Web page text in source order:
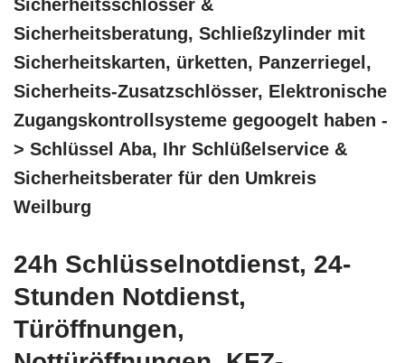
Sicherheitsschlösser &
Sicherheitsberatung, Schließzylinder mit
Sicherheitskarten, ürketten, Panzerriegel,
Sicherheits-Zusatzschlösser, Elektronische
Zugangskontrollsysteme gegoogelt haben -
> Schlüssel Aba, Ihr Schlüßelservice &
Sicherheitsberater für den Umkreis
Weilburg
24h Schlüsselnotdienst, 24-
Stunden Notdienst,
Türöffnungen,